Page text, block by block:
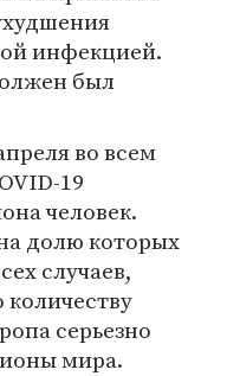
инфекцией.
был
во всем
19
человек.
долю которых
случаев,
количеству
серьезно
мира.